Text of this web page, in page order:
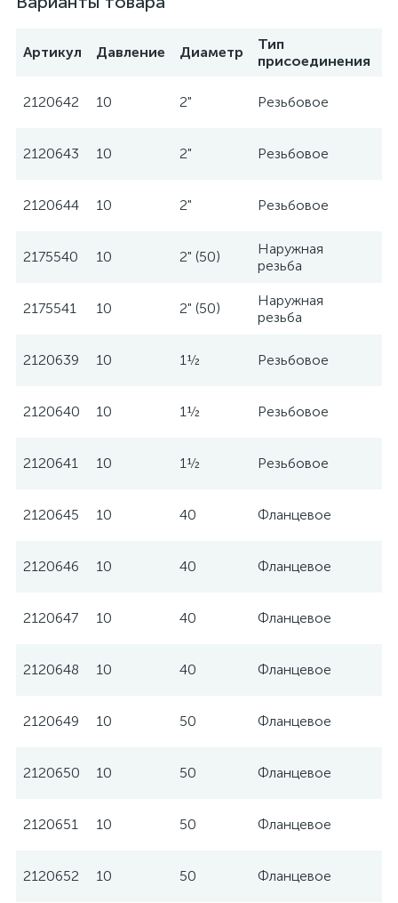
Артикул Давление Диаметр
Тип
присоединения
2120642 10 2" Резьбовое
2120643 10 2" Резьбовое
2120644 10 2" Резьбовое
2175540 10 2" (50)
Наружная
резьба
2175541 10 2" (50)
Наружная
резьба
2120639 10 1½ Резьбовое
2120640 10 1½ Резьбовое
2120641 10 1½ Резьбовое
2120645 10 40 Фланцевое
2120646 10 40 Фланцевое
2120647 10 40 Фланцевое
2120648 10 40 Фланцевое
2120649 10 50 Фланцевое
2120650 10 50 Фланцевое
2120651 10 50 Фланцевое
2120652 10 50 Фланцевое